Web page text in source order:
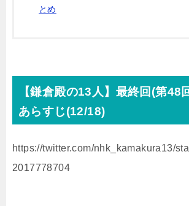
とめ
【鎌倉殿の13人】最終回(第48
あらすじ(12/18)
https://twitter.com/nhk_kamakura13/
2017778704